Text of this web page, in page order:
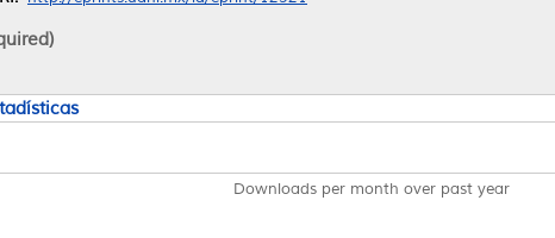
Downloads per month over past year